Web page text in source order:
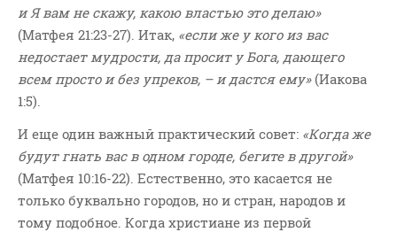
и Я вам не скажу, какою властью это делаю»
(Матфея 21:23-27). Итак, «если же у кого из вас
недостает мудрости, да просит у Бога, дающего
всем просто и без упреков, – и дастся ему»(Иакова
1:5).
И еще один важный практический совет: «Когда же
будут гнать вас в одном городе, бегите в другой»
(Матфея 10:16-22). Естественно, это касается не
только буквально городов, но и стран, народов и
тому подобное. Когда христиане из первой